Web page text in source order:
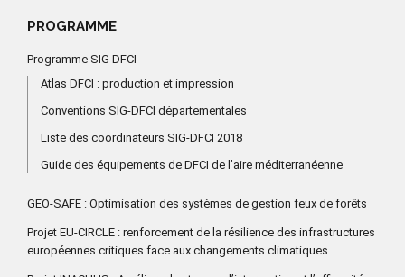
PROGRAMME
Programme SIG DFCI
Atlas DFCI : production et impression
Conventions SIG-DFCI départementales
Liste des coordinateurs SIG-DFCI 2018
Guide des équipements de DFCI de l’aire méditerranéenne
GEO-SAFE : Optimisation des systèmes de gestion feux de forêts
Projet EU-CIRCLE : renforcement de la résilience des infrastructures
européennes critiques face aux changements climatiques